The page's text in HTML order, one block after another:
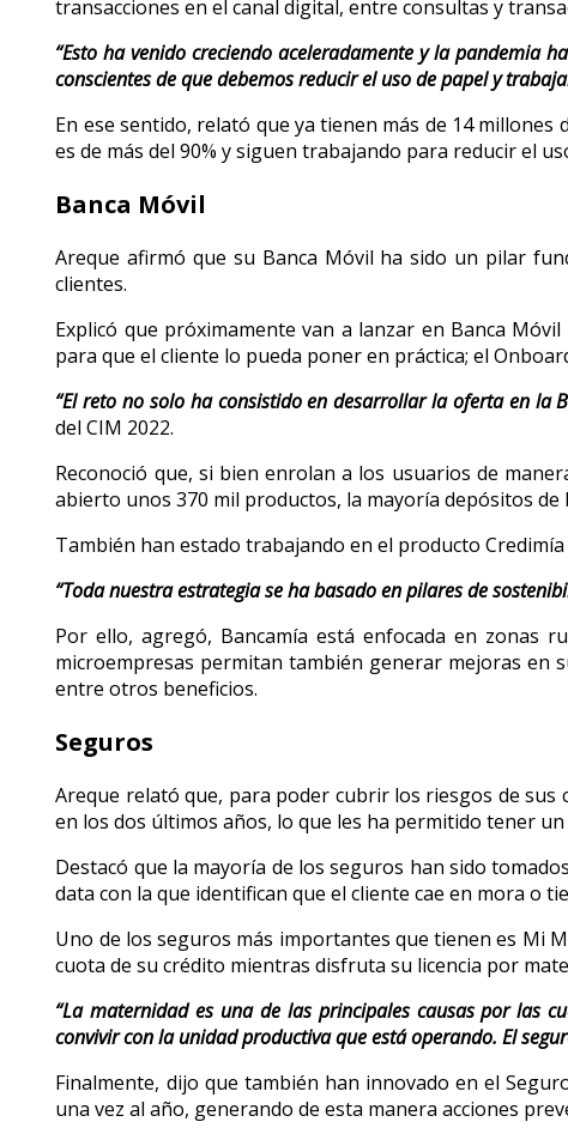
transacciones en el canal digital, entre consultas y
“Esto ha venido creciendo aceleradamente y la pandemia
conscientes de que debemos reducir el uso de papel y
En ese sentido, relató que ya tienen más de 14
es de más del 90% y siguen trabajando para reducir el
Banca Móvil
Areque afirmó que su Banca Móvil ha sido un pilar
clientes.
Explicó que próximamente van a lanzar en Banca
para que el cliente lo pueda poner en práctica; el
“El reto no solo ha consistido en desarrollar la oferta en la
del CIM 2022.
Reconoció que, si bien enrolan a los usuarios de
abierto unos 370 mil productos, la mayoría depósitos
También han estado trabajando en el producto
“Toda nuestra estrategia se ha basado en pilares de
Por ello, agregó, Bancamía está enfocada en zonas
microempresas permitan también generar mejoras en
entre otros beneficios.
Seguros
Areque relató que, para poder cubrir los riesgos de
en los dos últimos años, lo que les ha permitido tener un
Destacó que la mayoría de los seguros han sido
data con la que identifican que el cliente cae en mora o
Uno de los seguros más importantes que tienen es Mi
cuota de su crédito mientras disfruta su licencia por
“La maternidad es una de las principales causas por las
convivir con la unidad productiva que está operando. El
Finalmente, dijo que también han innovado en el
una vez al año, generando de esta manera acciones